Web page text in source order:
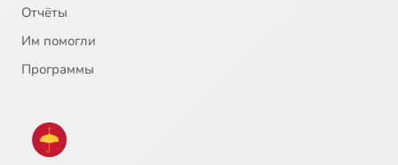
Отчёты
Им помогли
Программы